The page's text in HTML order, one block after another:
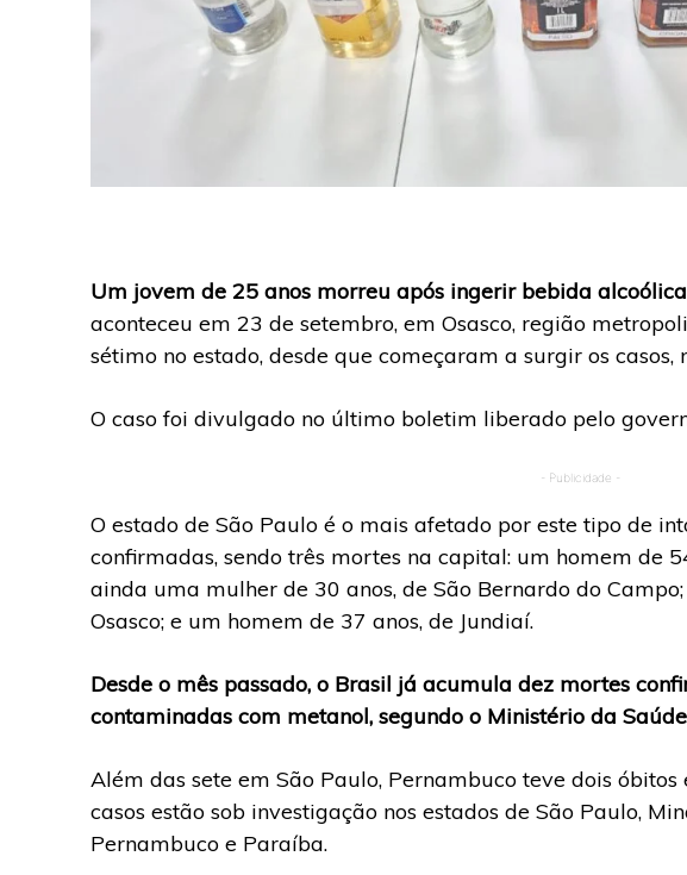
Um jovem de 25 anos morreu após ingerir bebida
aconteceu em 23 de setembro, em Osasco, região
sétimo no estado, desde que começaram a surgir os casos,
O caso foi divulgado no último boletim liberado pelo
- Publicidade -
O estado de São Paulo é o mais afetado por este tipo de
confirmadas, sendo três mortes na capital: um homem de
ainda uma mulher de 30 anos, de São Bernardo do
Osasco; e um homem de 37 anos, de Jundiaí.
Desde o mês passado, o Brasil já acumula dez mortes
contaminadas com metanol, segundo o Ministério da
Além das sete em São Paulo, Pernambuco teve dois
casos estão sob investigação nos estados de São Paulo,
Pernambuco e Paraíba.